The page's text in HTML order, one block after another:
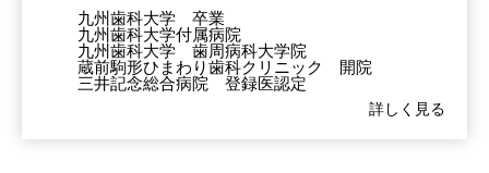
九州歯科大学 卒業
九州歯科大学付属病院
九州歯科大学 歯周病科大学院
蔵前駒形ひまわり歯科クリニック 開院
三井記念総合病院 登録医認定
詳しく見る